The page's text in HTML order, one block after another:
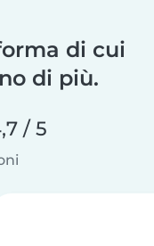
di cui
di più.
/ 5